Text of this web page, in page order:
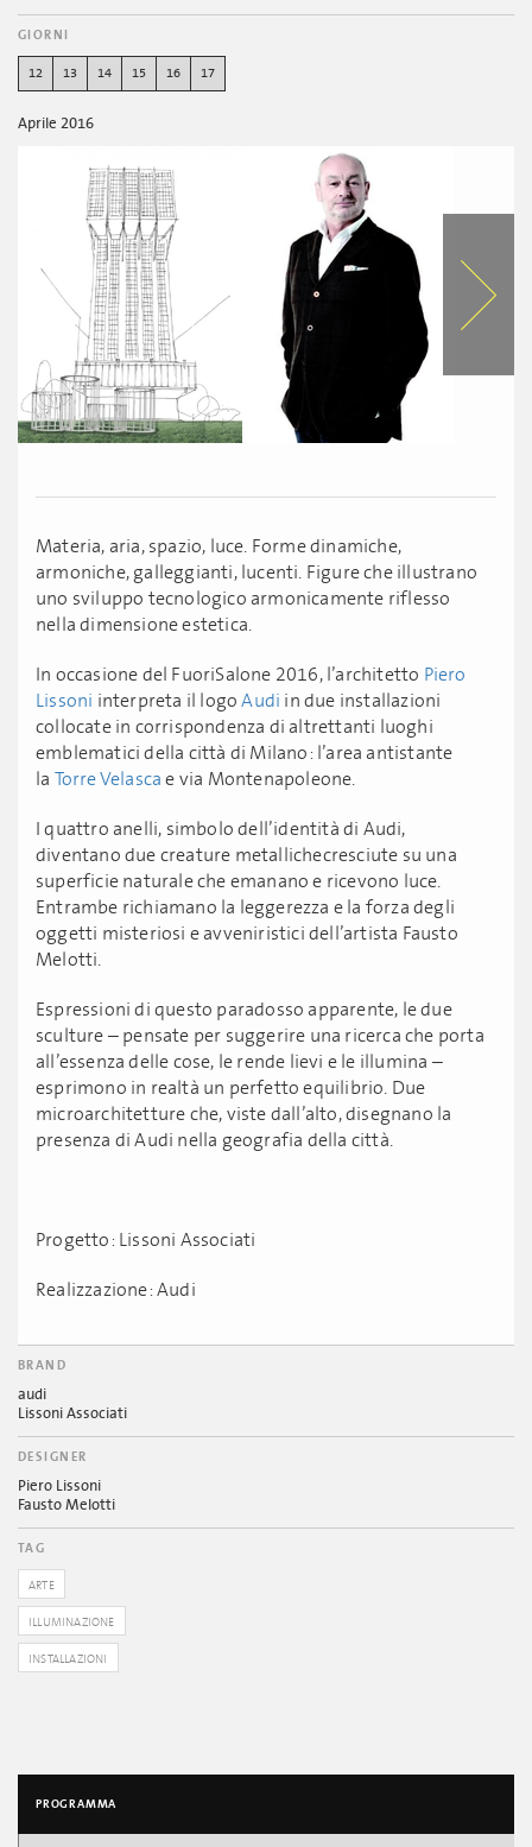
GIORNI
12 13 14 15 16 17
Aprile 2016
Materia, aria, spazio, luce. Forme dinamiche,
armoniche, galleggianti, lucenti. Figure che illustrano
uno sviluppo tecnologico armonicamente riflesso
nella dimensione estetica.
In occasione del FuoriSalone 2016, l’architetto Piero
Lissoni interpreta il logoAudi in due installazioni
collocate in corrispondenza di altrettanti luoghi
emblematici della città di Milano: l’area antistante
la Torre Velasca e via Montenapoleone.
I quattro anelli, simbolo dell’identità di Audi,
diventano due creature metallichecresciute su una
superficie naturale che emanano e ricevono luce.
Entrambe richiamano la leggerezza e la forza degli
oggetti misteriosi e avveniristici dell’artista Fausto
Melotti.
Espressioni di questo paradosso apparente, le due
sculture – pensate per suggerire una ricerca che porta
all’essenza delle cose, le rende lievi e le illumina –
esprimono in realtà un perfetto equilibrio. Due
microarchitetture che, viste dall’alto, disegnano la
presenza di Audi nella geografia della città.
Progetto: Lissoni Associati
Realizzazione: Audi
BRAND
audi
Lissoni Associati
DESIGNER
Piero Lissoni
Fausto Melotti
TAG
ARTE
ILLUMINAZIONE
INSTALLAZIONI
PROGRAMMA